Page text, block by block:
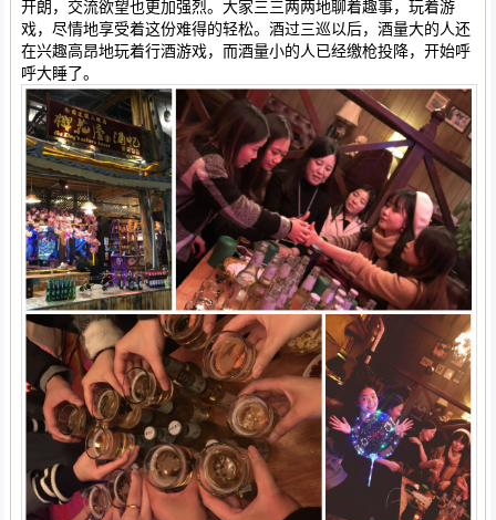
开朗，交流欲望也更加强烈。大家三三两两地聊着趣事，玩着游
戏，尽情地享受着这份难得的轻松。酒过三巡以后，酒量大的人还
在兴趣高昂地玩着行酒游戏，而酒量小的人已经缴枪投降，开始呼
呼大睡了。